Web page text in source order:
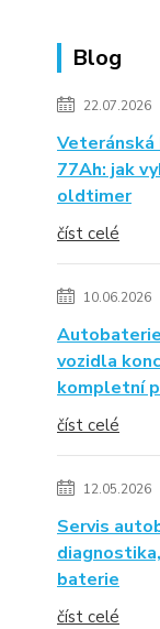
Blog
22.07.2026
Veteránská
77Ah: jak
oldtimer
číst celé
10.06.2026
vozidla
kompletní
číst celé
12.05.2026
Servis
baterie
číst celé